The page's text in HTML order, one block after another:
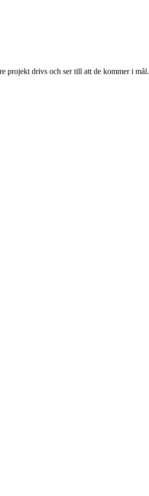
projekt drivs och ser till att de kommer i mål.